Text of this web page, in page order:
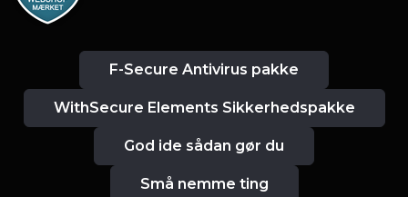
F-Secure Antivirus pakke
WithSecure Elements Sikkerhedspakke
God ide sådan gør du
Små nemme ting